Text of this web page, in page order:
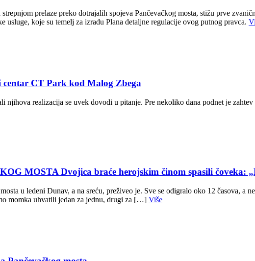
prelaze preko dotrajalih spojeva Pančevačkog mosta, stižu prve
usluge, koje su temelj za izradu Plana detaljne regulacije ovog putnog pravca.
CT Park kod Malog Zbega
njihova realizacija se uvek dovodi u pitanje. Pre nekoliko dana podnet je
MOSTA Dvojica braće herojskim činom spasili čoveka:
u ledeni Dunav, a na sreću, preživeo je. Sve se odigralo oko 12 časova, a
momka uhvatili jedan za jednu, drugi za […] Više